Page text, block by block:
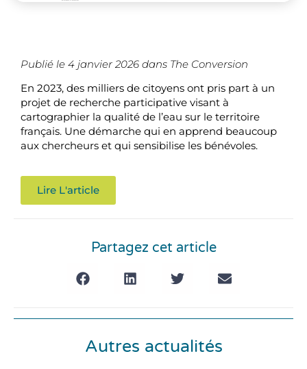
Publié le 4 janvier 2026 dans The Conversion
En 2023, des milliers de citoyens ont pris part à un
projet de recherche participative visant à
cartographier la qualité de l’eau sur le territoire
français. Une démarche qui en apprend beaucoup
aux chercheurs et qui sensibilise les bénévoles.
Lire L'article
Partagez cet article
Autres actualités